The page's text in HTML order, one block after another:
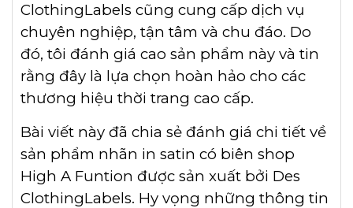
ClothingLabels cũng cung cấp dịch vụ
chuyên nghiệp, tận tâm và chu đáo. Do
đó, tôi đánh giá cao sản phẩm này và tin
rằng đây là lựa chọn hoàn hảo cho các
thương hiệu thời trang cao cấp.
Bài viết này đã chia sẻ đánh giá chi tiết về
sản phẩm nhãn in satin có biên shop
High A Funtion được sản xuất bởi Des
ClothingLabels. Hy vọng những thông tin